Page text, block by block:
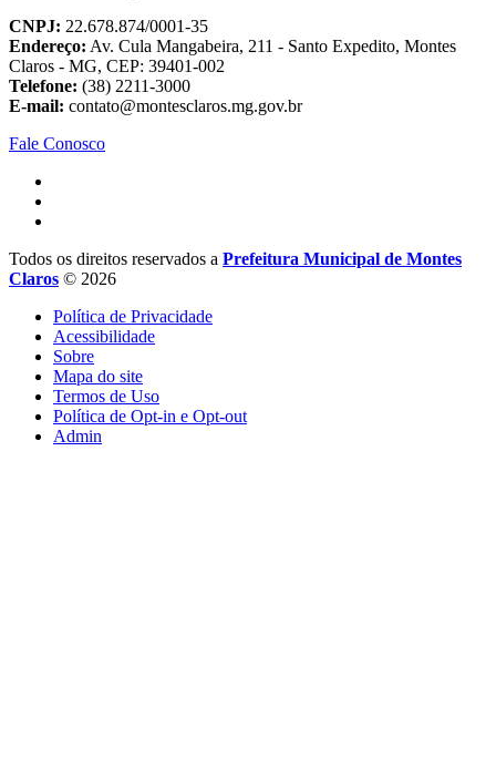
CNPJ: 22.678.874/0001-35
Endereço: Av. Cula Mangabeira, 211 - Santo Expedito, Montes
Claros - MG, CEP: 39401-002
Telefone: (38) 2211-3000
E-mail: contato@montesclaros.mg.gov.br
Fale Conosco
Todos os direitos reservados a Prefeitura Municipal de Montes
Claros © 2026
Política de Privacidade
Acessibilidade
Sobre
Mapa do site
Termos de Uso
Política de Opt-in e Opt-out
Admin